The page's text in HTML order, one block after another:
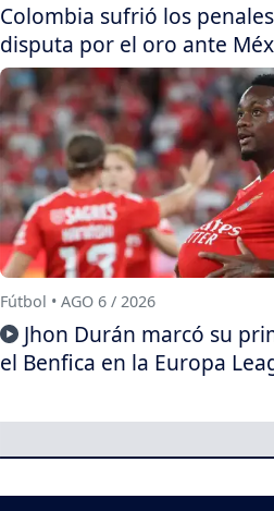
Colombia sufrió los
disputa por el oro ante
Fútbol • AGO 6 / 2026
Jhon Durán marcó su
el Benfica en la Europa